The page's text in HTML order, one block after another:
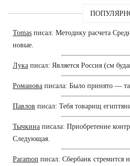
Tomas писал: Методику расчета
новые.
Лука писал: Является Россия (см
Романова писала: Было принято —
Павлов писал: Тебя товарищ
Тычкина писала: Приобретение
Следующая.
Paramon писал: Сбербанк стремится